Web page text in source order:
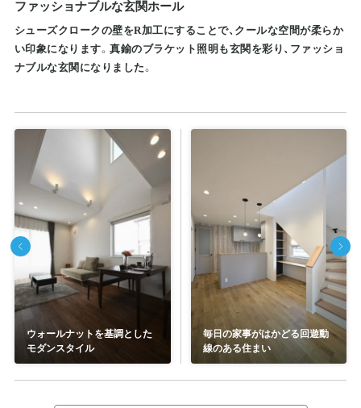
ファッショナブルな玄関ホール
シューズクロークの壁をR加工にすることで、クールな空間が柔らか
い印象になります。真鍮のブラケット照明も玄関を彩り、ファッショ
ナブルな玄関になりました。
ウォールナットを基調とした
モダンスタイル
毎日の家事がはかどる回遊動
線のある住まい